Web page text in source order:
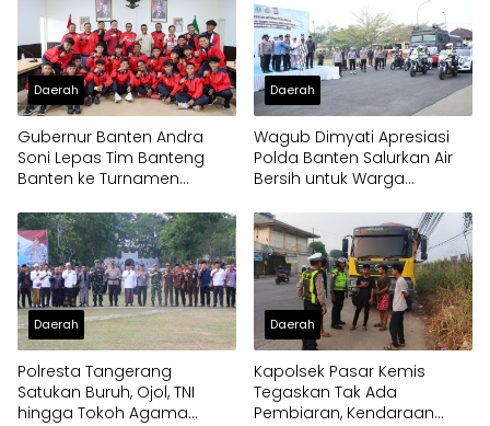
Daerah
Gubernur Banten Andra
Soni Lepas Tim Banteng
Banten ke Turnamen
Daerah
Wagub Dimyati Apresiasi
Polda Banten Salurkan Air
Bersih untuk Warga
Daerah
Polresta Tangerang
Satukan Buruh, Ojol, TNI
hingga Tokoh Agama
Daerah
Kapolsek Pasar Kemis
Tegaskan Tak Ada
Pembiaran, Kendaraan